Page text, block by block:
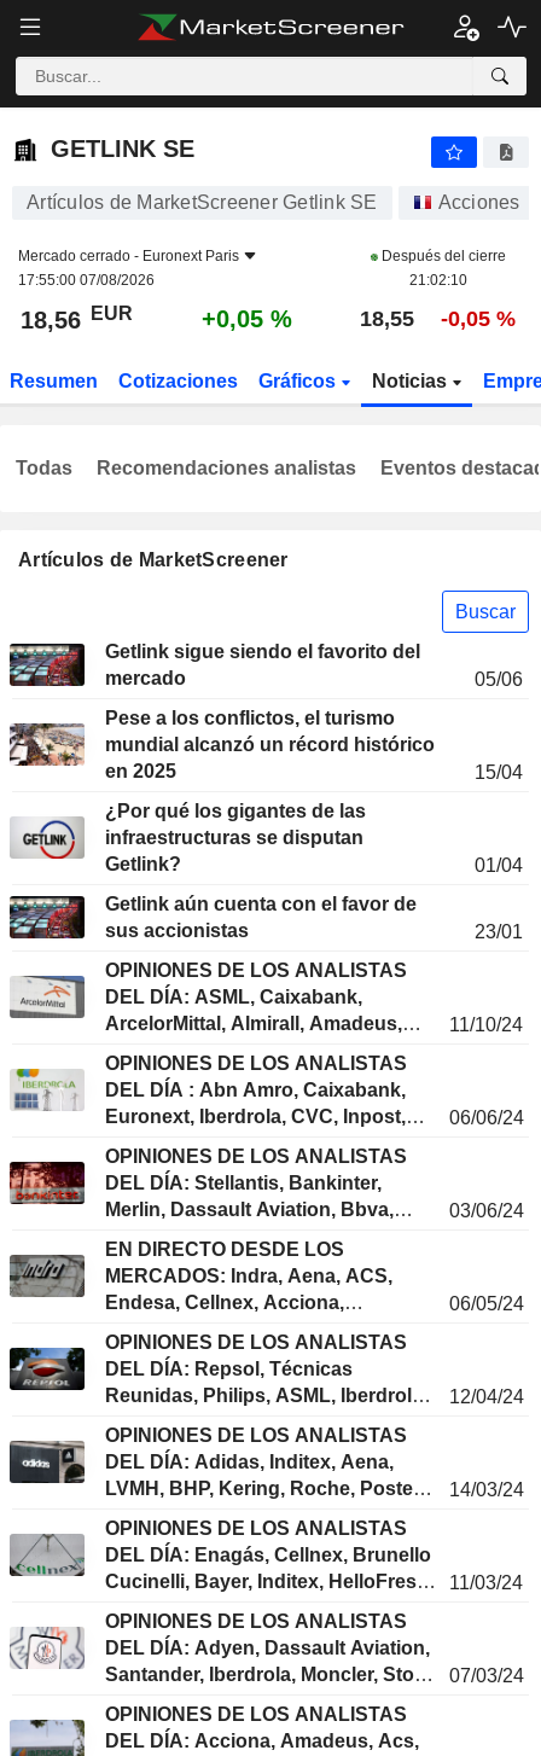
GETLINK SE
GETLINK SE
Artículos de MarketScreener Getlink SE Acciones
Mercado cerrado - Euronext Paris
17:55:00 07/08/2026
Después del cierre
21:02:10
18,56 EUR +0,05 % 18,55 -0,05 %
Resumen Cotizaciones Gráficos Noticias
Artículos de MarketScreener
Buscar
Getlink sigue siendo el favorito del
mercado
05/06
Pese a los conflictos, el turismo
mundial alcanzó un récord histórico
en 2025
15/04
¿Por qué los gigantes de las
infraestructuras se disputan
Getlink?
01/04
Getlink aún cuenta con el favor de
sus accionistas
23/01
OPINIONES DE LOS ANALISTAS
DEL DÍA: ASML, Caixabank,
ArcelorMittal, Almirall, Amadeus,
Danone, Dormakaba...
11/10/24
OPINIONES DE LOS ANALISTAS
DEL DÍA : Abn Amro, Caixabank,
Euronext, Iberdrola, CVC, Inpost,
Swissquote...
06/06/24
OPINIONES DE LOS ANALISTAS
DEL DÍA: Stellantis, Bankinter,
Merlin, Dassault Aviation, Bbva,
Commerzbank, BE Semiconductor...
03/06/24
EN DIRECTO DESDE LOS
MERCADOS: Indra, Aena, ACS,
Endesa, Cellnex, Acciona,
Hathaway...
06/05/24
OPINIONES DE LOS ANALISTAS
DEL DÍA: Repsol, Técnicas
Reunidas, Philips, ASML, Iberdrola,
Givaudan...
12/04/24
OPINIONES DE LOS ANALISTAS
DEL DÍA: Adidas, Inditex, Aena,
LVMH, BHP, Kering, Roche, Poste
14/03/24
OPINIONES DE LOS ANALISTAS
DEL DÍA: Enagás, Cellnex, Brunello
Cucinelli, Bayer, Inditex, HelloFresh,
11/03/24
OPINIONES DE LOS ANALISTAS
DEL DÍA: Adyen, Dassault Aviation,
Santander, Iberdrola, Moncler, Stora
07/03/24
OPINIONES DE LOS ANALISTAS
DEL DÍA: Acciona, Amadeus, Acs,
Todas Recomendaciones analistas Eventos